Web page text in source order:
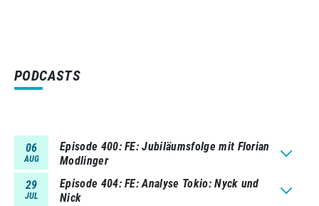
PODCASTS
06
AUG
Episode 400 FE: Jubiläumsfolge mit Florian
Modlinger
29
JUL
Episode 404 FE: Analyse Tokio: Nyck und
Nick